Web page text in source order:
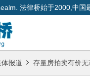
法律桥始于2000,中国
体报道 存量房拍卖有价